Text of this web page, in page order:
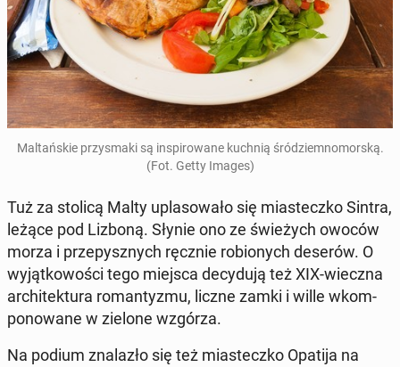
Mal­tań­skie przy­sma­ki są in­spi­ro­wa­ne kuchnią śród­ziem­no­mor­ską.
(Fot. Getty Images)
Tuż za stolicą Malty upla­so­wa­ło się mia­stecz­ko Sintra,
leżące pod Lizboną. Słynie ono ze świe­żych owoców
morza i prze­pysz­nych ręcznie ro­bio­nych deserów. O
wy­jąt­ko­wo­ści tego miejsca de­cy­du­ją też XIX-wieczna
ar­chi­tek­tu­ra ro­man­ty­zmu, liczne zamki i wille wkom­
po­no­wa­ne w zielone wzgórza.
Na podium zna­la­zło się też mia­stecz­ko Opatija na